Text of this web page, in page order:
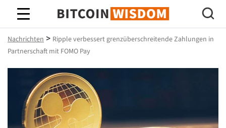
Bitcoin-Weisheit
Nachrichten > Ripple verbessert grenzüberschreitende Zahlungen in
Partnerschaft mit FOMO Pay